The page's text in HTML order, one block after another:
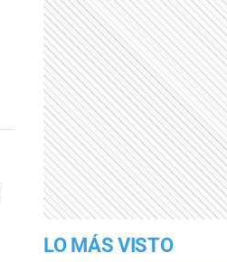
LO MÁS VISTO